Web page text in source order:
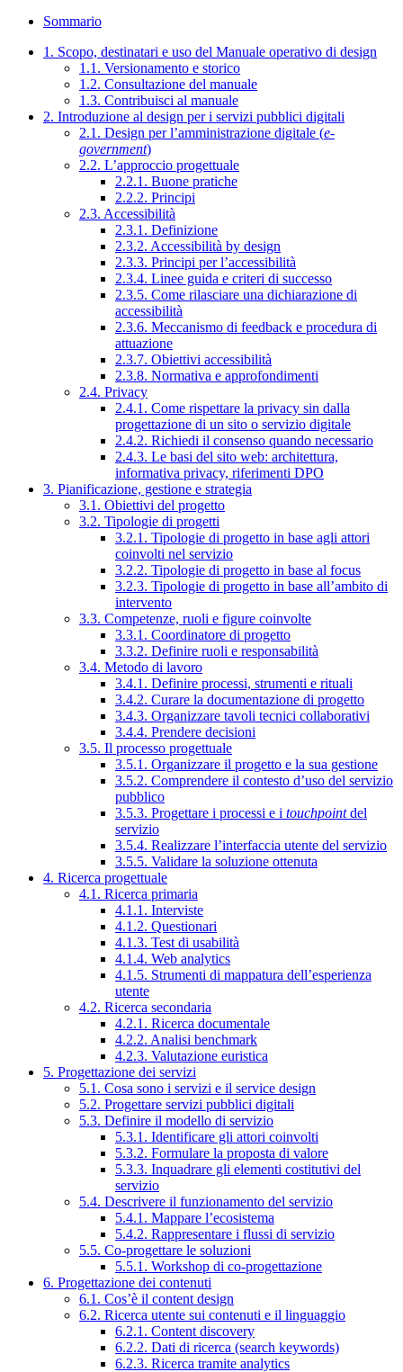
Sommario
1. Scopo, destinatari e uso del Manuale operativo di design
1.1. Versionamento e storico
1.2. Consultazione del manuale
1.3. Contribuisci al manuale
2. Introduzione al design per i servizi pubblici digitali
2.1. Design per l’amministrazione digitale (e-
government)
2.2. L’approccio progettuale
2.2.1. Buone pratiche
2.2.2. Principi
2.3. Accessibilità
2.3.1. Definizione
2.3.2. Accessibilità by design
2.3.3. Principi per l’accessibilità
2.3.4. Linee guida e criteri di successo
2.3.5. Come rilasciare una dichiarazione di
accessibilità
2.3.6. Meccanismo di feedback e procedura di
attuazione
2.3.7. Obiettivi accessibilità
2.3.8. Normativa e approfondimenti
2.4. Privacy
2.4.1. Come rispettare la privacy sin dalla
progettazione di un sito o servizio digitale
2.4.2. Richiedi il consenso quando necessario
2.4.3. Le basi del sito web: architettura,
informativa privacy, riferimenti DPO
3. Pianificazione, gestione e strategia
3.1. Obiettivi del progetto
3.2. Tipologie di progetti
3.2.1. Tipologie di progetto in base agli attori
coinvolti nel servizio
3.2.2. Tipologie di progetto in base al focus
3.2.3. Tipologie di progetto in base all’ambito di
intervento
3.3. Competenze, ruoli e figure coinvolte
3.3.1. Coordinatore di progetto
3.3.2. Definire ruoli e responsabilità
3.4. Metodo di lavoro
3.4.1. Definire processi, strumenti e rituali
3.4.2. Curare la documentazione di progetto
3.4.3. Organizzare tavoli tecnici collaborativi
3.4.4. Prendere decisioni
3.5. Il processo progettuale
3.5.1. Organizzare il progetto e la sua gestione
3.5.2. Comprendere il contesto d’uso del servizio
pubblico
3.5.3. Progettare i processi e i touchpointdel
servizio
3.5.4. Realizzare l’interfaccia utente del servizio
3.5.5. Validare la soluzione ottenuta
4. Ricerca progettuale
4.1. Ricerca primaria
4.1.1. Interviste
4.1.2. Questionari
4.1.3. Test di usabilità
4.1.4. Web analytics
4.1.5. Strumenti di mappatura dell’esperienza
utente
4.2. Ricerca secondaria
4.2.1. Ricerca documentale
4.2.2. Analisi benchmark
4.2.3. Valutazione euristica
5. Progettazione dei servizi
5.1. Cosa sono i servizi e il service design
5.2. Progettare servizi pubblici digitali
5.3. Definire il modello di servizio
5.3.1. Identificare gli attori coinvolti
5.3.2. Formulare la proposta di valore
5.3.3. Inquadrare gli elementi costitutivi del
servizio
5.4. Descrivere il funzionamento del servizio
5.4.1. Mappare l’ecosistema
5.4.2. Rappresentare i flussi di servizio
5.5. Co-progettare le soluzioni
5.5.1. Workshop di co-progettazione
6. Progettazione dei contenuti
6.1. Cos’è il content design
6.2. Ricerca utente sui contenuti e il linguaggio
6.2.1. Content discovery
6.2.2. Dati di ricerca (search keywords)
6.2.3. Ricerca tramite analytics